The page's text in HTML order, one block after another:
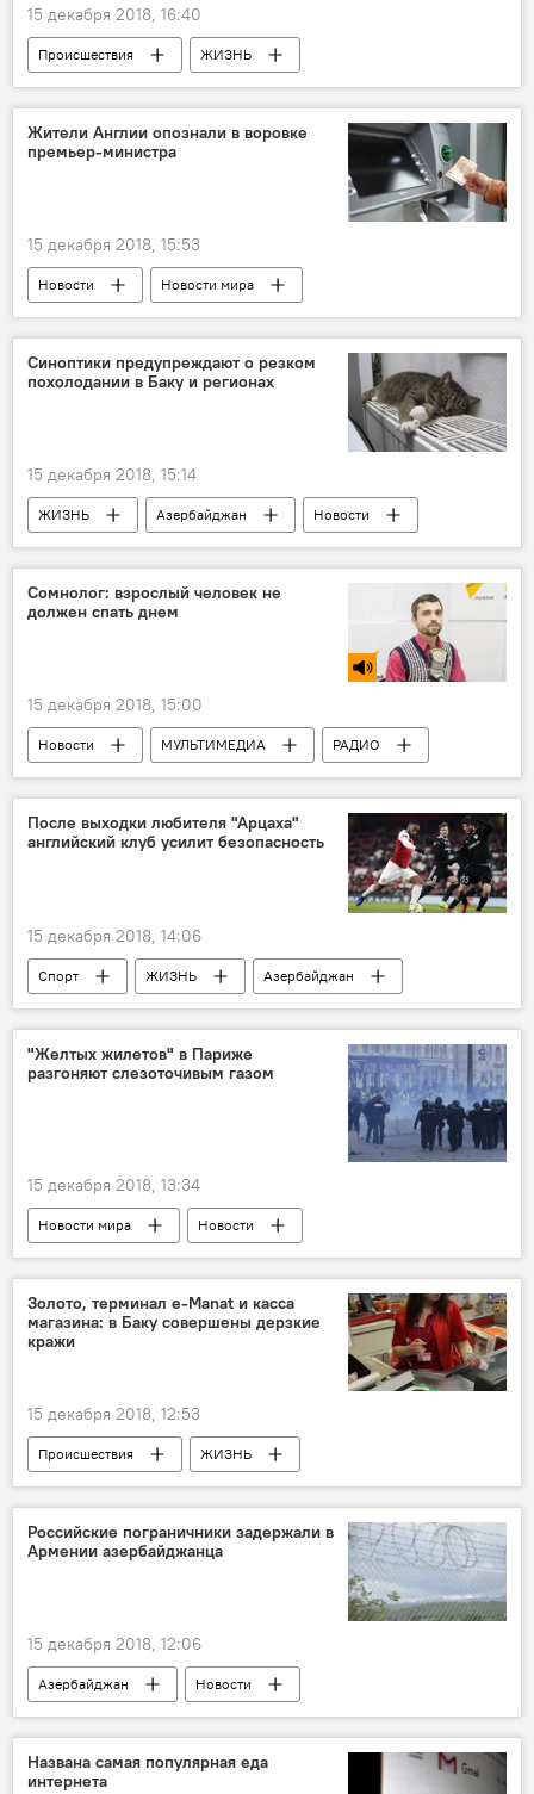
15 декабря 2018, 16:40
Происшествия
ЖИЗНЬ
Азербайджан
Новости
Жители Англии опознали в воровке
премьер-министра
15 декабря 2018, 15:53
Новости Новости мира
Синоптики предупреждают о резком
похолодании в Баку и регионах
15 декабря 2018, 15:14
ЖИЗНЬ Азербайджан Новости
Сомнолог: взрослый человек не
должен спать днем
15 декабря 2018, 15:00
Новости МУЛЬТИМЕДИА
РАДИО
Здоровье
ЖИЗНЬ
После выходки любителя "Арцаха"
английский клуб усилит безопасность
15 декабря 2018, 14:06
Спорт ЖИЗНЬ
Азербайджан
Новости
"Желтых жилетов" в Париже
разгоняют слезоточивым газом
15 декабря 2018, 13:34
Новости мира Новости
Золото, терминал е-Manat и касса
магазина: в Баку совершены дерзкие
кражи
15 декабря 2018, 12:53
Происшествия
ЖИЗНЬ
Азербайджан
Новости
Российские пограничники задержали в
Армении азербайджанца
15 декабря 2018, 12:06
Азербайджан
Новости
Происшествия
ЖИЗНЬ
Названа самая популярная еда
интернета